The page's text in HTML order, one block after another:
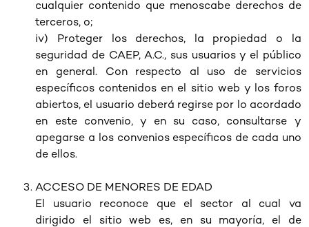
cualquier contenido que menoscabe derechos de
terceros, o;
iv) Proteger los derechos, la propiedad o la
seguridad de CAEP, A.C., sus usuarios y el público
en general. Con respecto al uso de servicios
específicos contenidos en el sitio web y los foros
abiertos, el usuario deberá regirse por lo acordado
en este convenio, y en su caso, consultarse y
apegarse a los convenios específicos de cada uno
de ellos.
ACCESO DE MENORES DE EDAD
El usuario reconoce que el sector al cual va
dirigido el sitio web es, en su mayoría, el de